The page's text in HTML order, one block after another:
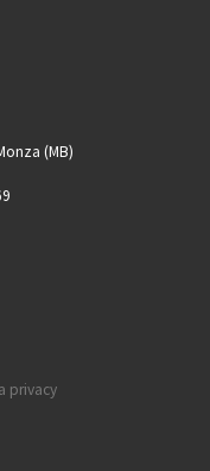
(MB)
privacy